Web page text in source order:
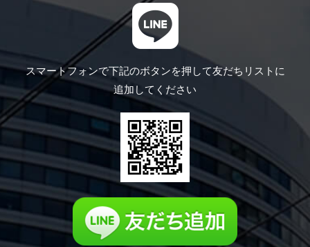
スマートフォンで下記のボタンを押して友だちリストに
追加してください